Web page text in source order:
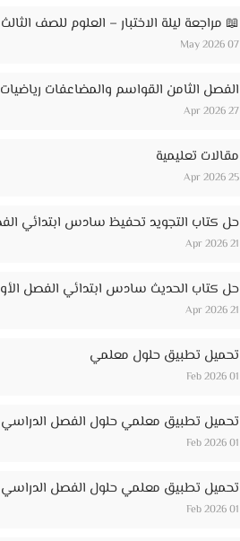
📖 مراجعة ليلة الاختبار – العلوم للصف
07 May 2026
الفصل الثامن القواسم والمضاعفات رياضيات
27 Apr 2026
مقالات تعليمية
25 Apr 2026
حل كتاب التجويد تحفيظ سادس ابتدائي
21 Apr 2026
حل كتاب الحديث سادس ابتدائي الفصل
21 Apr 2026
تحميل تطبيق حلول معلمي
01 Feb 2026
تحميل تطبيق معلمي حلول الفصل الدراسي
01 Feb 2026
تحميل تطبيق معلمي حلول الفصل الدراسي
01 Feb 2026